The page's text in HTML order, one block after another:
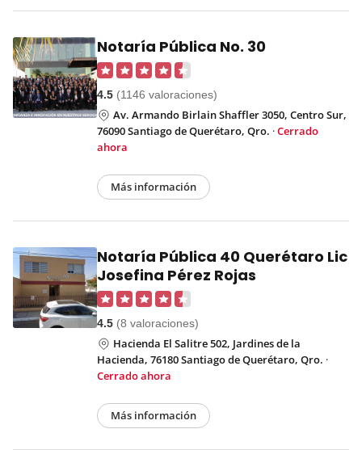
Notaría Pública No. 30
4.5 (1146 valoraciones)
Av. Armando Birlain Shaffler 3050, Centro Sur,
76090 Santiago de Querétaro, Qro. ·Cerrado
ahora
Más información
Notaría Pública 40 Querétaro Lic
Josefina Pérez Rojas
4.5 (8 valoraciones)
Hacienda El Salitre 502, Jardines de la
Hacienda, 76180 Santiago de Querétaro, Qro. ·
Cerrado ahora
Más información